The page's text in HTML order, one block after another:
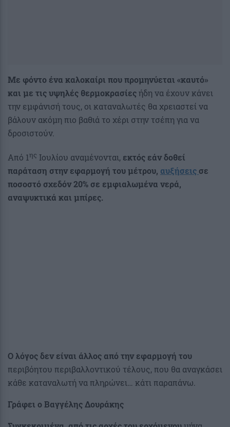
Με φόντο ένα καλοκαίρι που προμηνύεται «καυτό»
και με τις υψηλές θερμοκρασίεςήδη να έχουν κάνει
την εμφάνισή τους, οι καταναλωτές θα χρειαστεί να
βάλουν ακόμη πιο βαθιά το χέρι στην τσέπη για να
δροσιστούν.
Από 1ης Ιουλίου αναμένονται, εκτός εάν δοθεί
παράταση στην εφαρμογή του μέτρου, αυξήσεις σε
ποσοστό σχεδόν 20% σε εμφιαλωμένα νερά,
αναψυκτικά και μπίρες.
Ο λόγος δεν είναι άλλος από την εφαρμογή του
περιβόητου περιβαλλοντικού τέλους, που θα αναγκάσει
κάθε καταναλωτή να πληρώνει… κάτι παραπάνω.
Γράφει ο Βαγγέλης Δουράκης